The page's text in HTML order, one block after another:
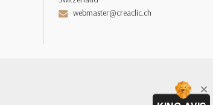
webmaster@creaclic.ch